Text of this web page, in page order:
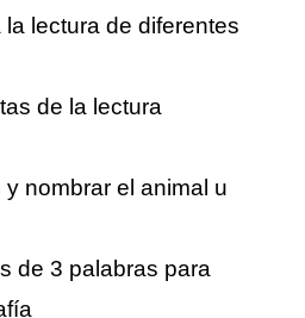
lectura de diferentes
de la lectura
nombrar el animal u
de 3 palabras para